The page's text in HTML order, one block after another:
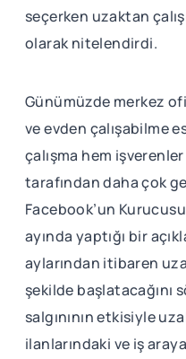
seçerken uzaktan
olarak nitelendirdi.
Günümüzde merkez
ve evden çalışabilme
çalışma hem
tarafından daha çok
Facebook’un
ayında yaptığı bir
aylarından itibaren
şekilde başlatacağını
salgınının etkisiyle
ilanlarındaki ve iş